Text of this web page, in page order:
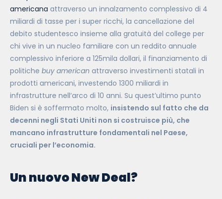
americana attraverso un innalzamento complessivo di 4
miliardi di tasse per i super ricchi, la cancellazione del
debito studentesco insieme alla gratuità del college per
chi vive in un nucleo familiare con un reddito annuale
complessivo inferiore a 125mila dollari, il finanziamento di
politiche buy american attraverso investimenti statali in
prodotti americani, investendo 1300 miliardi in
infrastrutture nell’arco di 10 anni. Su quest’ultimo punto
Biden si è soffermato molto, insistendo sul fatto che da
decenni negli Stati Uniti non si costruisce più, che
mancano infrastrutture fondamentali nel Paese,
cruciali per l’economia.
Un nuovo New Deal?